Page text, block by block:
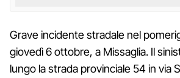
Grave incidente stradale nel
giovedì 6 ottobre, a Missaglia. Il
lungo la strada provinciale 54 in via